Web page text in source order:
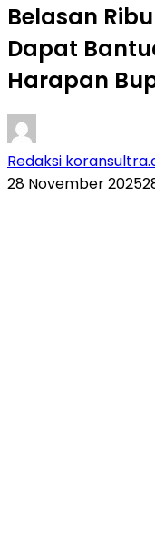
Belasan
Dapat
Harapan
Redaksi
28 November 2025